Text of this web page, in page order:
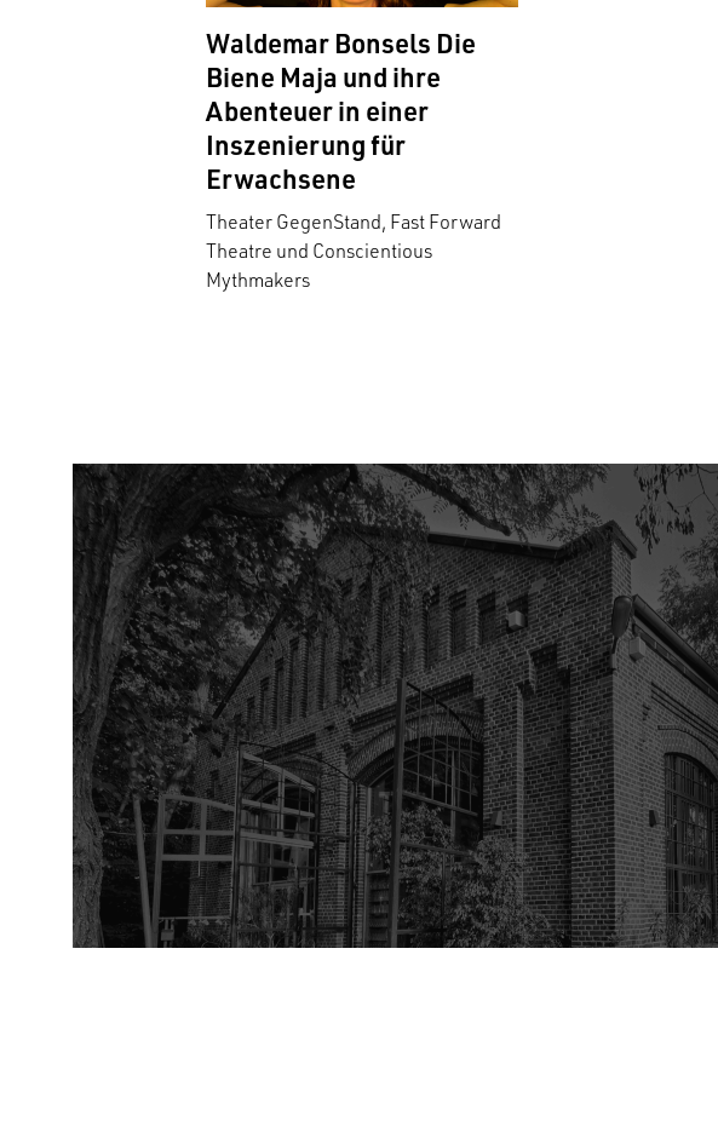
Waldemar Bonsels Die
Biene Maja und ihre
Abenteuer in einer
Inszenierung für
Erwachsene
Theater GegenStand, Fast Forward
Theatre und Conscientious
Mythmakers